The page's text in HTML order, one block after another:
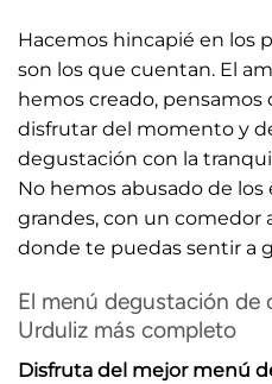
Hacemos hincapié en los
son los que cuentan. El
hemos creado, pensamos
disfrutar del momento y
degustación con la
No hemos abusado de los
grandes, con un comedor
donde te puedas sentir a
El menú degustación de
Urduliz más completo
Disfruta del mejor menú